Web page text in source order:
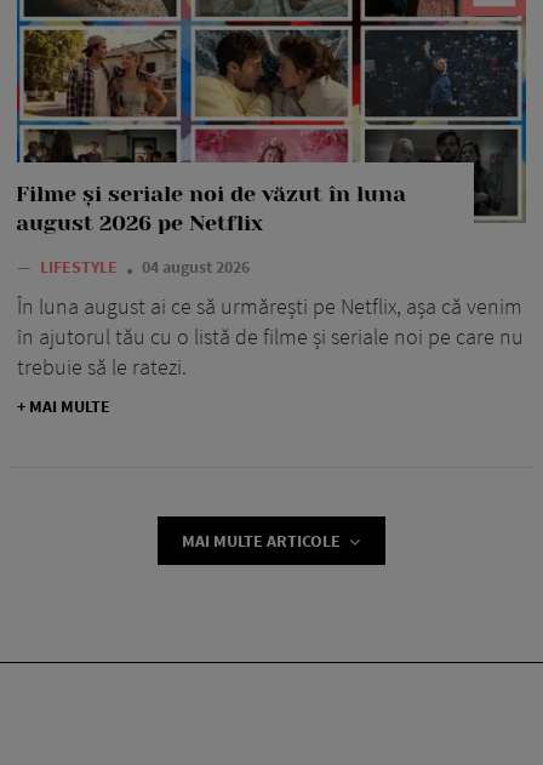
Filme și seriale noi de văzut în luna
august 2026 pe Netflix
— LIFESTYLE 04 august 2026
În luna august ai ce să urmărești pe Netflix, așa că venim
în ajutorul tău cu o listă de filme și seriale noi pe care nu
trebuie să le ratezi.
+ MAI MULTE
MAI MULTE ARTICOLE